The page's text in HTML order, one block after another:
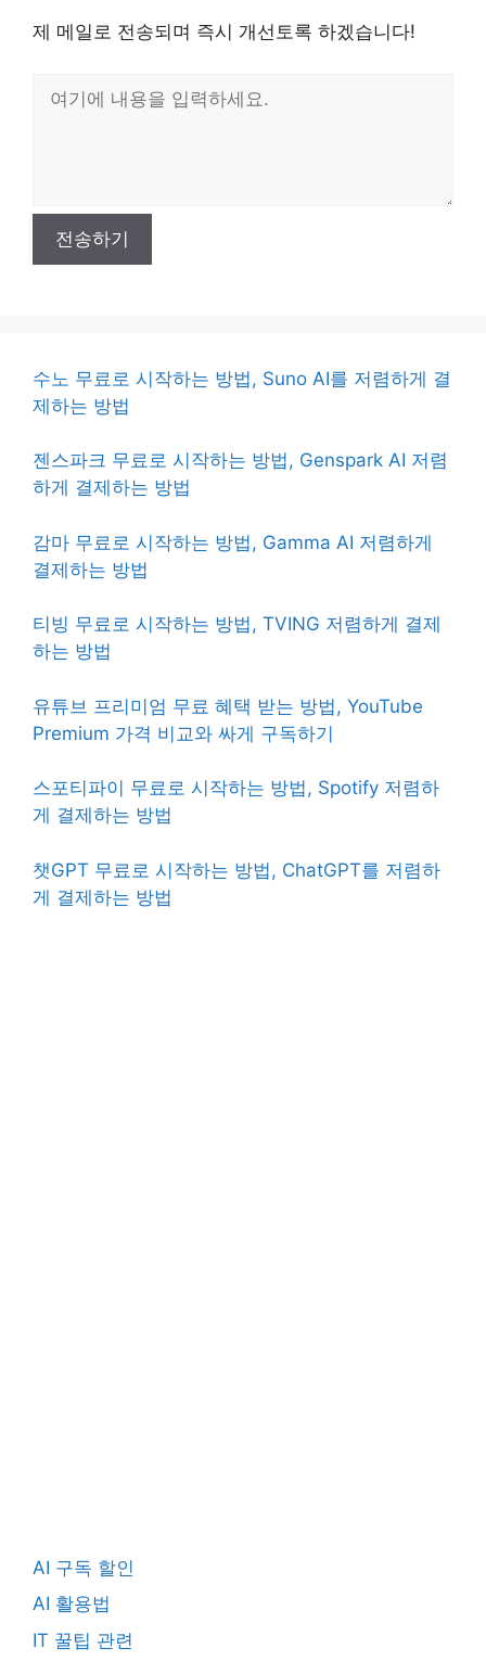
제 메일로 전송되며 즉시 개선토록 하겠습니다!
전송하기
수노 무료로 시작하는 방법, Suno AI를 저렴하게 결
제하는 방법
젠스파크 무료로 시작하는 방법, Genspark AI 저렴
하게 결제하는 방법
감마 무료로 시작하는 방법, Gamma AI 저렴하게
결제하는 방법
티빙 무료로 시작하는 방법, TVING 저렴하게 결제
하는 방법
유튜브 프리미엄 무료 혜택 받는 방법, YouTube
Premium 가격 비교와 싸게 구독하기
스포티파이 무료로 시작하는 방법, Spotify 저렴하
게 결제하는 방법
챗GPT 무료로 시작하는 방법, ChatGPT를 저렴하
게 결제하는 방법
AI 구독 할인
AI 활용법
IT 꿀팁 관련